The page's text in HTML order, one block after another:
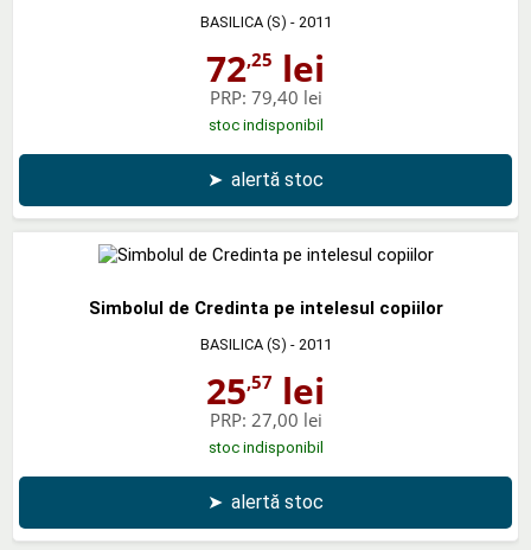
BASILICA (S) - 2011
72,25 lei
PRP: 79,40 lei
stoc indisponibil
➤ alertă stoc
Simbolul de Credinta pe intelesul copiilor
BASILICA (S) - 2011
25,57 lei
PRP: 27,00 lei
stoc indisponibil
➤ alertă stoc